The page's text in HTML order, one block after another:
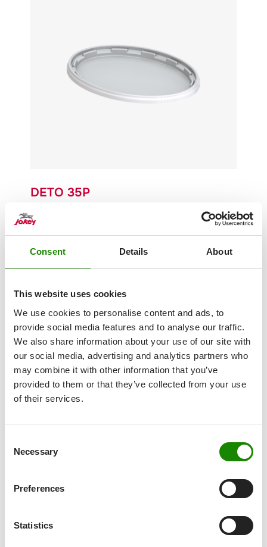
Consent Details About
This website uses cookies
We use cookies to personalise content and ads, to
provide social media features and to analyse our traffic.
We also share information about your use of our site with
our social media, advertising and analytics partners who
may combine it with other information that you’ve
provided to them or that they’ve collected from your use
of their services.
Selection
Necessary
Preferences
Statistics
DETO 35P
Gewicht
Verdrängung 0,40 l
Durchmesser 237,6 mm
Gewichtskategorie 35 g
Datenblatt runterladen